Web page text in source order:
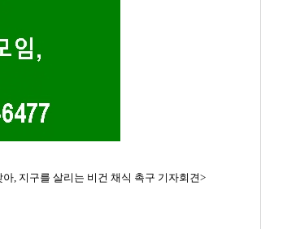
, 지구를 살리는 비건 채식 촉구 기자회견>